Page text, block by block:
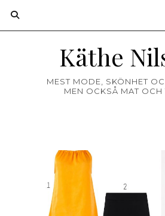
Käthe
MEST MODE, SKÖNHET
MEN OCKSÅ MAT OCH